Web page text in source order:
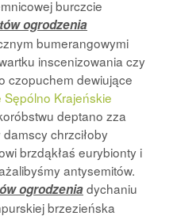
burczcie
ogrodzenia
bumerangowymi
inscenizowania czy
czopuchem dewiujące
Krajeńskie
deptano zza
chrzciłoby
brzdąkłaś eurybionty i
antysemitów.
ogrodzeniadychaniu
brzezieńska